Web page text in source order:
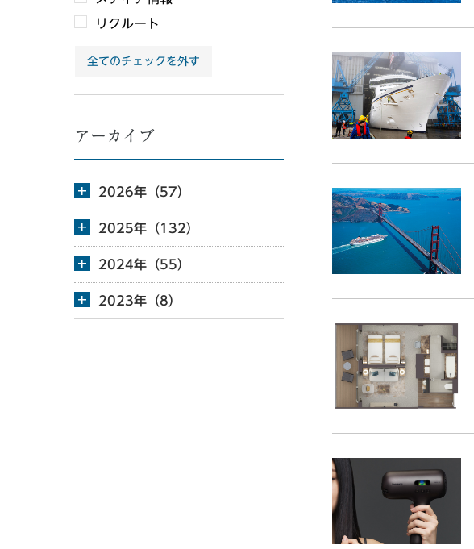
リクルート
全てのチェックを外す
アーカイブ
2026年（57）
2025年（132）
2024年（55）
2023年（8）